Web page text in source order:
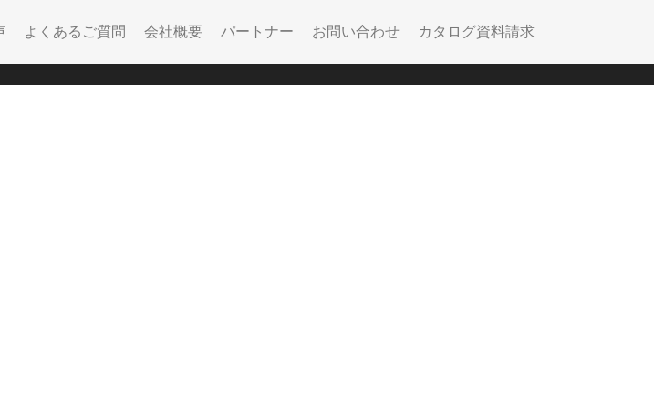
よくあるご質問 会社概要 パートナー お問い合わせ カタログ資料請求